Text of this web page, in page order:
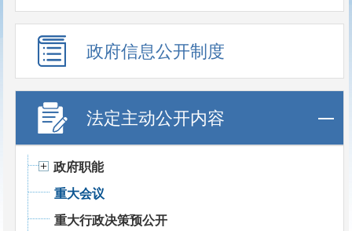
政府信息公开制度
法定主动公开内容
政府职能
重大会议
重大行政决策预公开